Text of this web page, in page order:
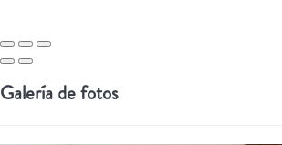
Galería de fotos